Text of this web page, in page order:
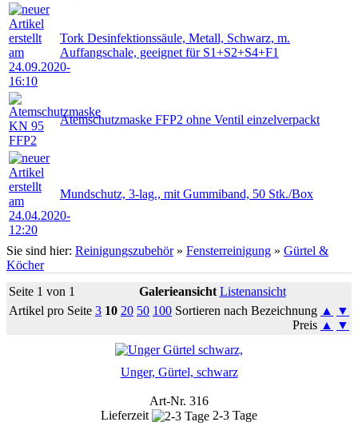
Tork Desinfektionssäule, Metall, Schwarz, m.
Auffangschale, geeignet für S1+S2+S4+F1
Atemschutzmaske FFP2 ohne Ventil einzelverpackt
Mundschutz, 3-lag., mit Gummiband, 50 Stk./Box
Sie sind hier: Reinigungszubehör» Fensterreinigung » Gürtel &
Köcher
Seite 1 von 1
Galerieansicht Listenansicht
Artikel pro Seite 3 10 20 50 100 Sortieren nach Bezeichnung ▲
▼
Preis ▲ ▼
Unger, Gürtel, schwarz
Art-Nr. 316
Lieferzeit
2-3 Tage